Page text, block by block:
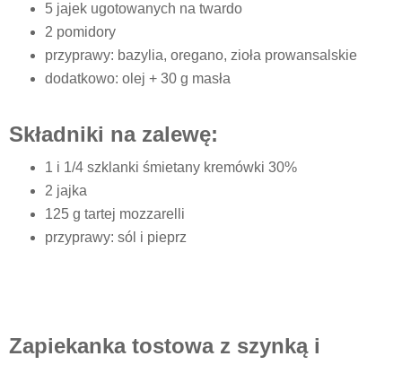
5 jajek ugotowanych na twardo
2 pomidory
przyprawy: bazylia, oregano, zioła prowansalskie
dodatkowo: olej + 30 g masła
Składniki na zalewę:
1 i 1/4 szklanki śmietany kremówki 30%
2 jajka
125 g tartej mozzarelli
przyprawy: sól i pieprz
Zapiekanka tostowa z szynką i